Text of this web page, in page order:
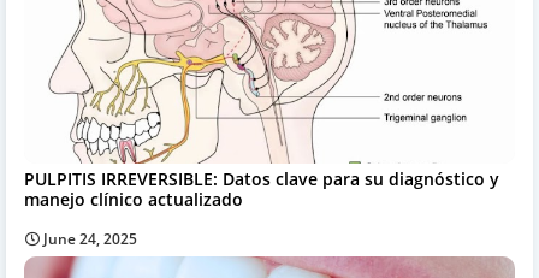
PULPITIS IRREVERSIBLE: Datos clave para su diagnóstico y
manejo clínico actualizado
June 24, 2025